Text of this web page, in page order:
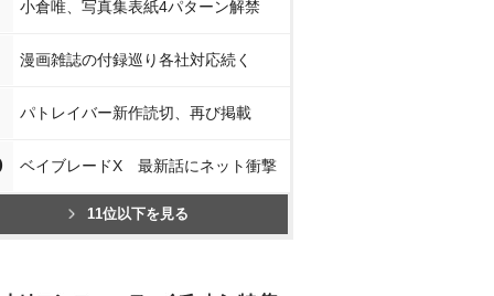
小倉唯、写真集表紙4パターン解禁
漫画雑誌の付録巡り各社対応続く
パトレイバー新作読切、再び掲載
ベイブレードX 最新話にネット衝撃
11位以下を見る